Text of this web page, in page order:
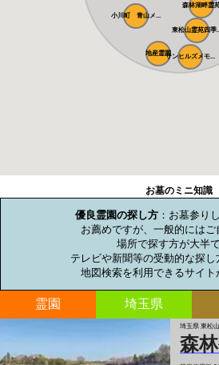
地産霊園サンヒルズメモ...
森林湖畔霊
小川町 青山メ...
東松山霊苑四季
お墓のミニ知識
優良霊園の探し方 ：お墓参り
お薦めですが、一般的にはご
場所で探す方が大半で
テレビや新聞等の受動的な探し
地図検索を利用できるサイト
霊園 埼玉県
埼玉県 東松
森